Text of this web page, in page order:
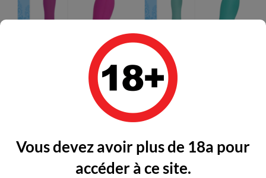
Vous devez avoir plus de 18a pour
accéder à ce site.
INSPIRE ESSENTIAL - ELLIE...
Prix
33,02 €
INSPIRE ESSENTIAL - LEILA...
Prix
33,02 €